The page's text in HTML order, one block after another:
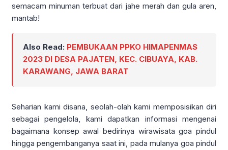
semacam minuman terbuat dari jahe merah dan gula aren,
mantab!
Also Read: PEMBUKAAN PPKO HIMAPENMAS
2023 DI DESA PAJATEN, KEC. CIBUAYA, KAB.
KARAWANG, JAWA BARAT
Seharian kami disana, seolah-olah kami memposisikan diri
sebagai pengelola, kami dapatkan informasi mengenai
bagaimana konsep awal bedirinya wirawisata goa pindul
hingga pengembanganya saat ini, pada mulanya goa pindul